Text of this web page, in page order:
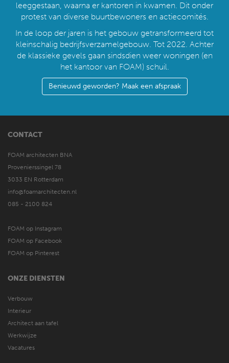
leeggestaan, waarna er kantoren in kwamen. Dit onder
protest van diverse buurtbewoners en actiecomités.
In de loop der jaren is het gebouw getransformeerd tot
kleinschalig bedrijfsverzamelgebouw. Tot 2022. Achter
de klassieke gevels gaan sindsdien weer woningen (en
het kantoor van FOAM) schuil.
Benieuwd geworden? Maak een afspraak
CONTACT
FOAM architecten BNA
Provenierssingel 78
3033 EN Rotterdam
info@foamarchitecten.nl
085 - 2100 824
FOAM op Instagram
FOAM op Facebook
FOAM op Pinterest
ONZE DIENSTEN
Verbouw
Interieur
Architect aan tafel
Werkwijze
Vacatures